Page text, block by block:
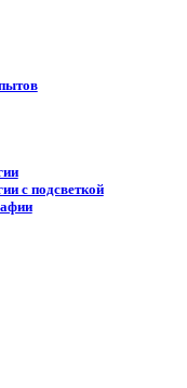
с подсветкой